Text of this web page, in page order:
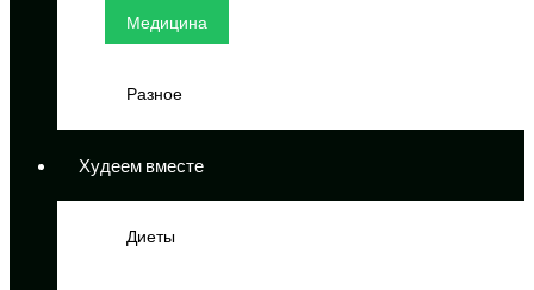
Медицина
Разное
Худеем вместе
Диеты